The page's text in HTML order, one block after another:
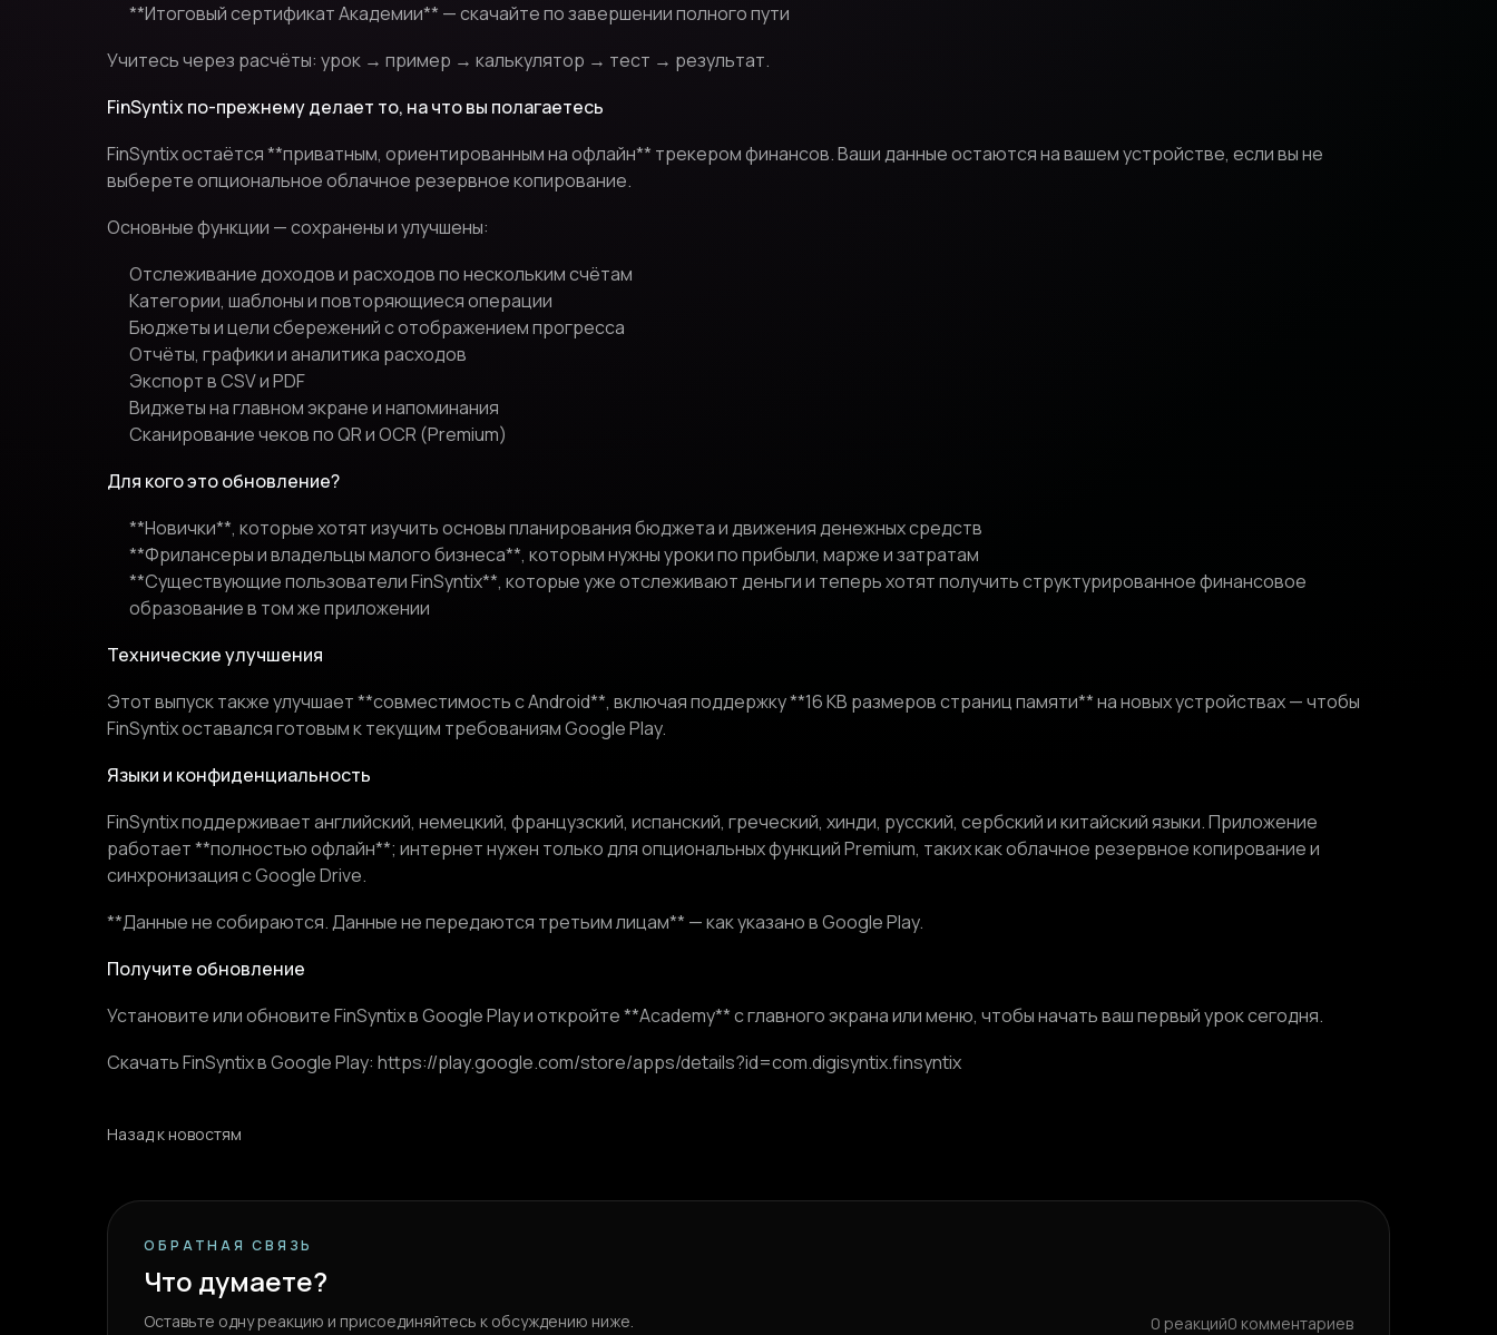
**Итоговый сертификат Академии** — скачайте по завершении полного пути
Учитесь через расчёты: урок → пример → калькулятор → тест → результат.
FinSyntix по-прежнему делает то, на что вы полагаетесь
FinSyntix остаётся **приватным, ориентированным на офлайн** трекером финансов. Ваши данные остаются на вашем устройстве, если вы не
выберете опциональное облачное резервное копирование.
Основные функции — сохранены и улучшены:
Отслеживание доходов и расходов по нескольким счётам
Категории, шаблоны и повторяющиеся операции
Бюджеты и цели сбережений с отображением прогресса
Отчёты, графики и аналитика расходов
Экспорт в CSV и PDF
Виджеты на главном экране и напоминания
Сканирование чеков по QR и OCR (Premium)
Для кого это обновление?
**Новички**, которые хотят изучить основы планирования бюджета и движения денежных средств
**Фрилансеры и владельцы малого бизнеса**, которым нужны уроки по прибыли, марже и затратам
**Существующие пользователи FinSyntix**, которые уже отслеживают деньги и теперь хотят получить структурированное финансовое
образование в том же приложении
Технические улучшения
Этот выпуск также улучшает **совместимость с Android**, включая поддержку **16 KB размеров страниц памяти** на новых устройствах — чтобы
FinSyntix оставался готовым к текущим требованиям Google Play.
Языки и конфиденциальность
FinSyntix поддерживает английский, немецкий, французский, испанский, греческий, хинди, русский, сербский и китайский языки. Приложение
работает **полностью офлайн**; интернет нужен только для опциональных функций Premium, таких как облачное резервное копирование и
синхронизация с Google Drive.
**Данные не собираются. Данные не передаются третьим лицам** — как указано в Google Play.
Получите обновление
Установите или обновите FinSyntix в Google Play и откройте **Academy** с главного экрана или меню, чтобы начать ваш первый урок сегодня.
Скачать FinSyntix в Google Play: https://play.google.com/store/apps/details?id=com.digisyntix.finsyntix
Назад к новостям
ОБРАТНАЯ СВЯЗЬ
Что думаете?
Оставьте одну реакцию и присоединяйтесь к обсуждению ниже. 0 реакций0 комментариев